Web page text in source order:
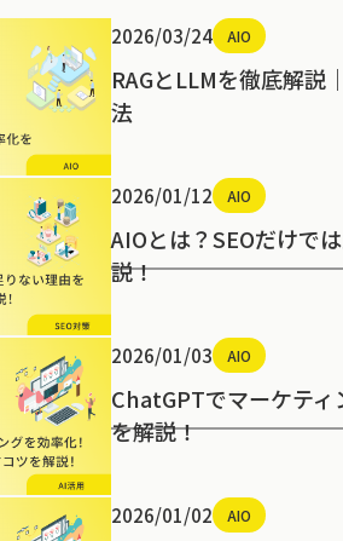
2026/03/24 AIO
RAGとLLMを徹底解説
法
2026/01/12 AIO
AIOとは？SEOだけで
説！
2026/01/03 AIO
ChatGPTでマーケテ
を解説！
2026/01/02 AIO